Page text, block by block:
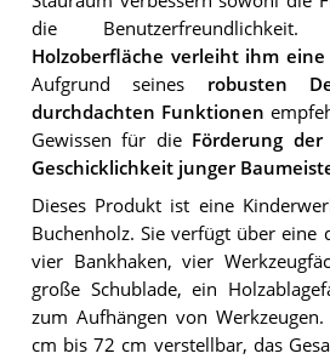
die
Holzoberfläche verleiht ihm
Aufgrund seines robusten
durchdachten Funktionen
Gewissen für die Förderung
Geschicklichkeit junger
Dieses Produkt ist eine
Buchenholz. Sie verfügt über eine
vier Bankhaken, vier
große Schublade, ein
zum Aufhängen von
cm bis 72 cm verstellbar, das